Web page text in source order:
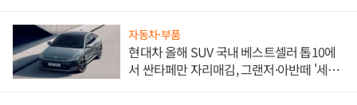
자동차·부품
현대차 올해 SUV 국내 베스트셀러 톱10에
서 싼타페만 자리매김, 그랜저·아반떼 '세단